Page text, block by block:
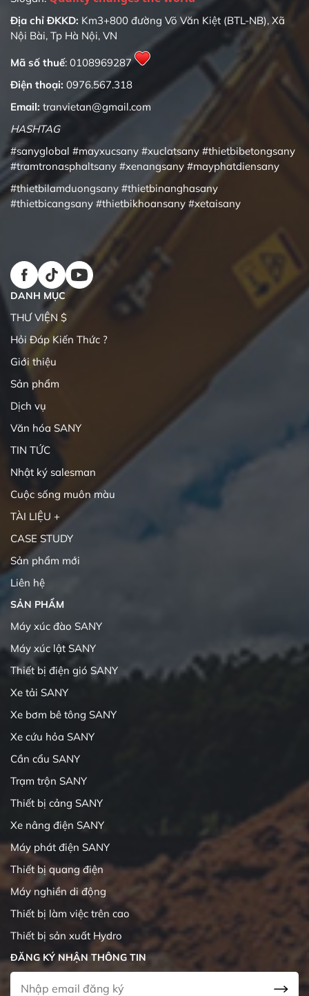
Địa chỉ ĐKKD: Km3+800 đường Võ Văn Kiệt (BTL-NB), Xã
Nội Bài, Tp Hà Nội, VN
Mã số thuế: 0108969287
Điện thoại: 0976.567.318
Email: tranvietan@gmail.com
HASHTAG
#sanyglobal #mayxucsany #xuclatsany #thietbibetongsany
#tramtronasphaltsany #xenangsany #mayphatdiensany
#thietbilamduongsany #thietbinanghasany
#thietbicangsany #thietbikhoansany #xetaisany
DANH MỤC
THƯ VIỆN $
Hỏi Đáp Kiến Thức ?
Giới thiệu
Sản phẩm
Dịch vụ
Văn hóa SANY
TIN TỨC
Nhật ký salesman
Cuộc sống muôn màu
TÀI LIỆU +
CASE STUDY
Sản phẩm mới
Liên hệ
SẢN PHẨM
Máy xúc đào SANY
Máy xúc lật SANY
Thiết bị điện gió SANY
Xe tải SANY
Xe bơm bê tông SANY
Xe cứu hỏa SANY
Cần cẩu SANY
Trạm trộn SANY
Thiết bị cảng SANY
Xe nâng điện SANY
Máy phát điện SANY
Thiết bị quang điện
Máy nghiền di động
Thiết bị làm việc trên cao
Thiết bị sản xuất Hydro
ĐĂNG KÝ NHẬN THÔNG TIN